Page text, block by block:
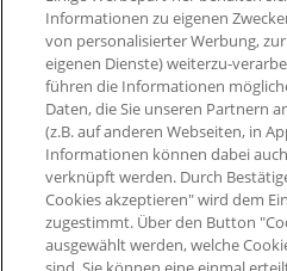
Informationen zu eigenen
von personalisierter Werbung,
eigenen Dienste) weiterzu-
führen die Informationen
Daten, die Sie unseren Partnern
(z.B. auf anderen Webseiten, in
Informationen können dabei
verknüpft werden. Durch
Cookies akzeptieren" wird dem
zugestimmt. Über den Button
ausgewählt werden, welche